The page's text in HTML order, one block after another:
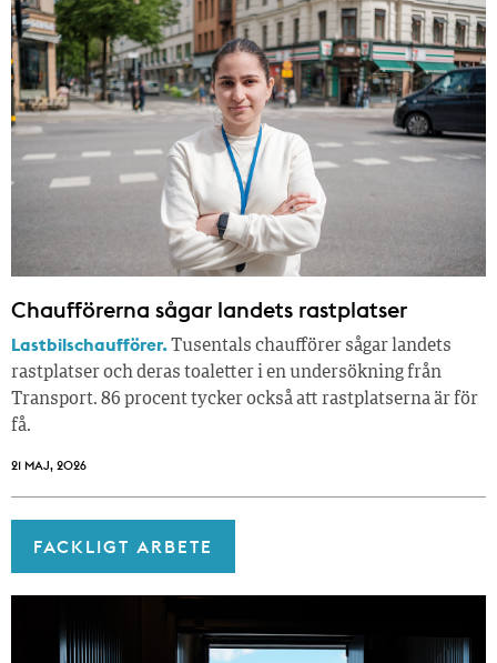
Chaufförerna sågar landets rastplatser
Lastbilschaufförer.Tusentals chaufförer sågar landets
rastplatser och deras toaletter i en undersökning från
Transport. 86 procent tycker också att rastplatserna är för
få.
21 MAJ, 2026
FACKLIGT ARBETE